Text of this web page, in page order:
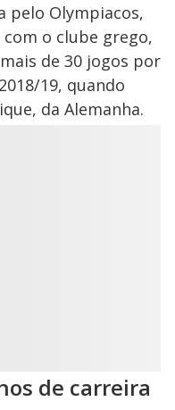
pelo Olympiacos,
o clube grego,
de 30 jogos por
19, quando
da Alemanha.
de carreira